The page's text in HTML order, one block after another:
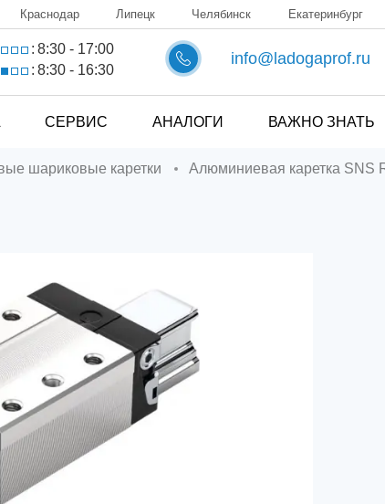
Краснодар Липецк Челябинск Екатеринбург
: 8:30 - 17:00
: 8:30 - 16:30
info@ladogaprof.ru
СЕРВИС АНАЛОГИ ВАЖНО ЗНАТЬ
шариковые каретки Алюминиевая каретка SNS